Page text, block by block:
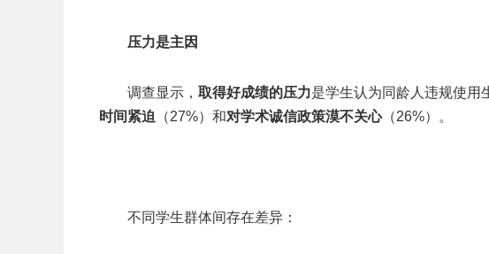
压力是主因
调查显示， 取得好成绩的压力是学生认为同龄人违规使用
时间紧迫
（27%）和对学术诚信政策漠不关心（26%）。
不同学生群体间存在差异：